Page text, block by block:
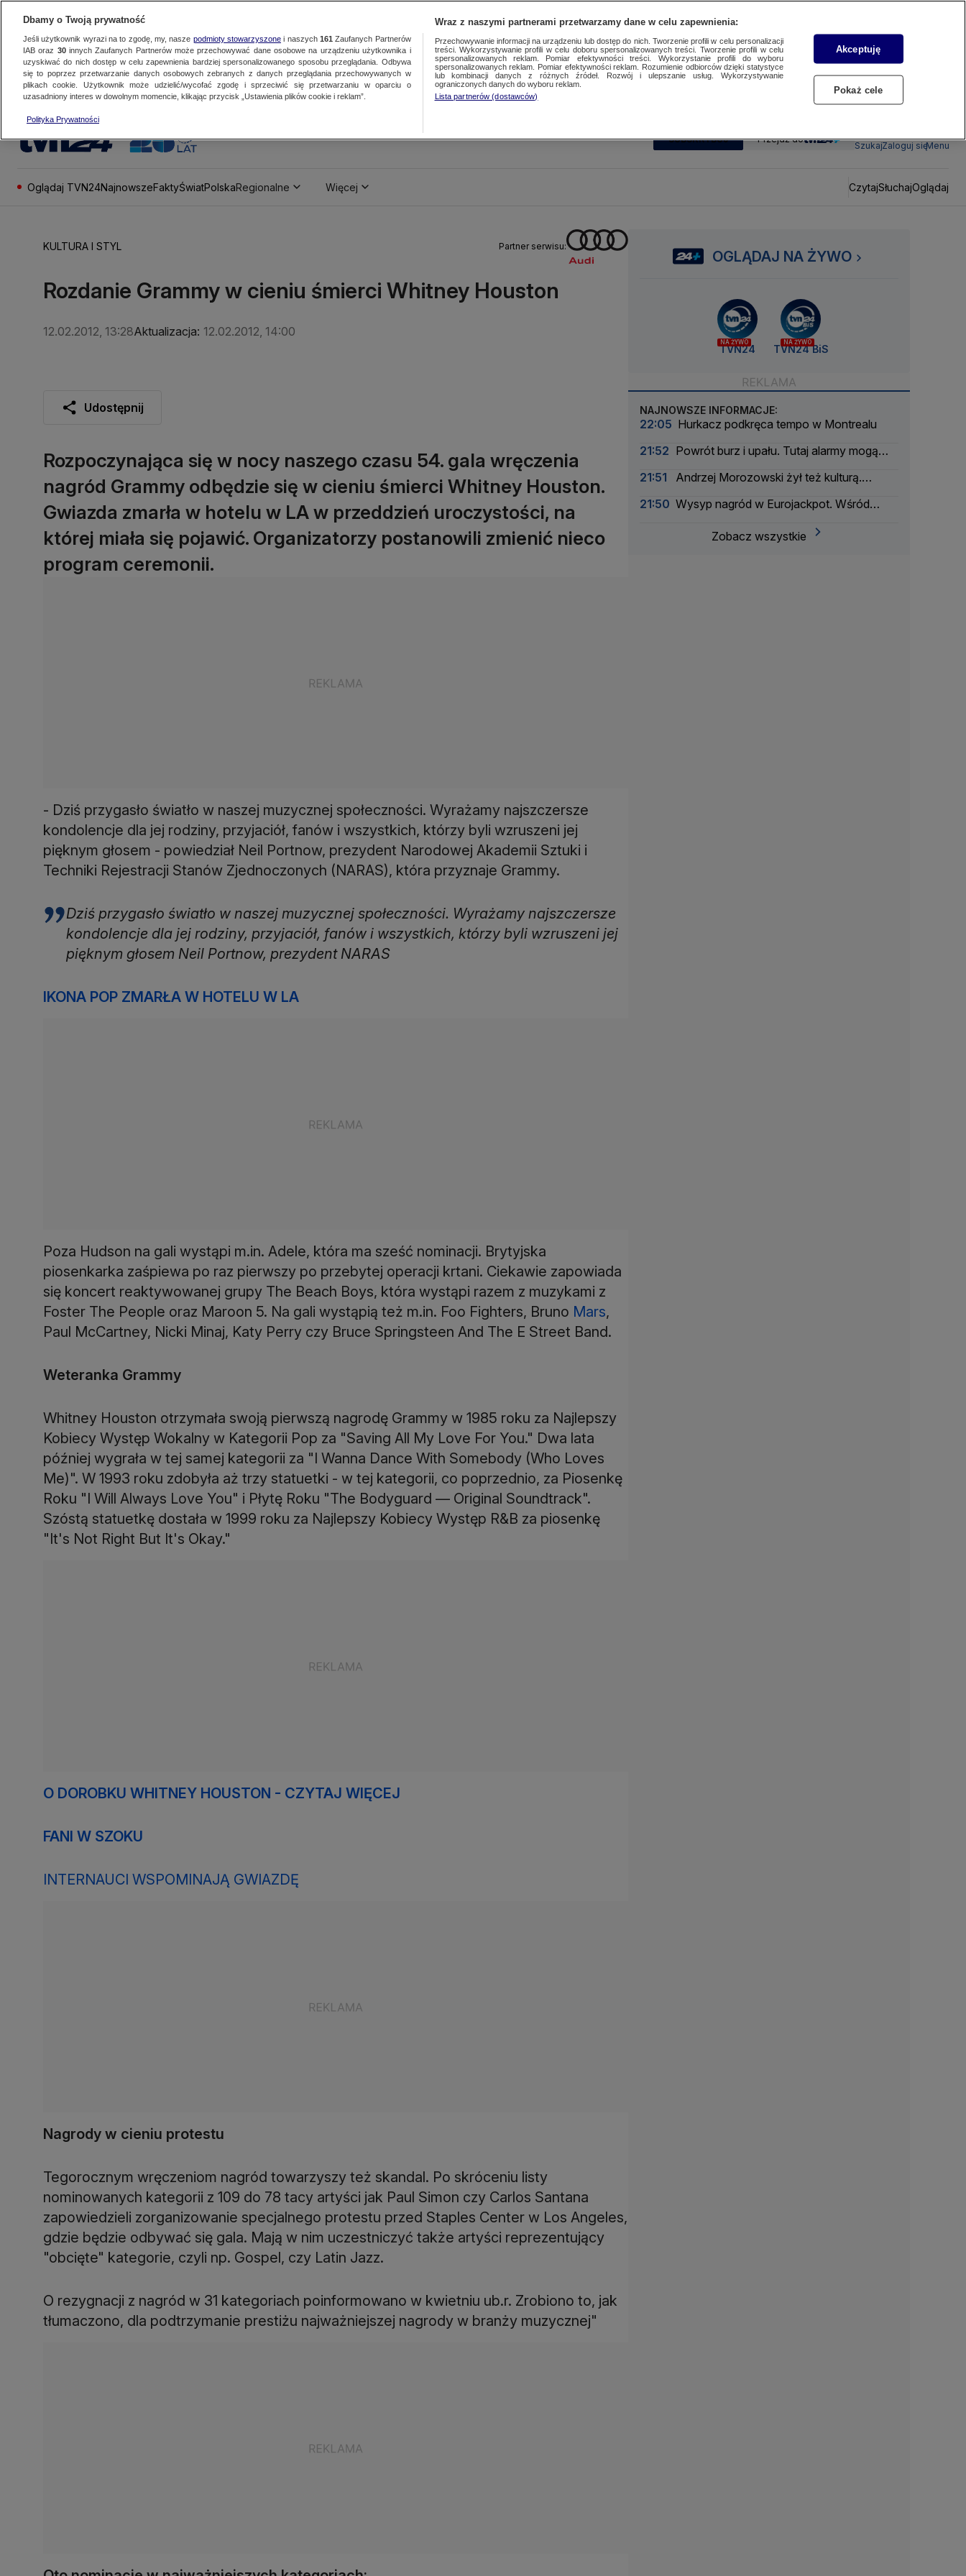
SUBSKRYBUJ Przejdź do
SzukajZaloguj sięMenu
Oglądaj TVN24NajnowszeFaktyŚwiatPolskaRegionalne Więcej CzytajSłuchajOglądaj
KULTURA I STYL Partner serwisu:
Rozdanie Grammy w cieniu śmierci Whitney Houston
12.02.2012, 13:28Aktualizacja: 12.02.2012, 14:00
Udostępnij
Rozpoczynająca się w nocy naszego czasu 54. gala wręczenia
nagród Grammy odbędzie się w cieniu śmierci Whitney Houston.
Gwiazda zmarła w hotelu w LA w przeddzień uroczystości, na
której miała się pojawić. Organizatorzy postanowili zmienić nieco
program ceremonii.
- Dziś przygasło światło w naszej muzycznej społeczności. Wyrażamy najszczersze
kondolencje dla jej rodziny, przyjaciół, fanów i wszystkich, którzy byli wzruszeni jej
pięknym głosem - powiedział Neil Portnow, prezydent Narodowej Akademii Sztuki i
Techniki Rejestracji Stanów Zjednoczonych (NARAS), która przyznaje Grammy.
Dziś przygasło światło w naszej muzycznej społeczności. Wyrażamy najszczersze
kondolencje dla jej rodziny, przyjaciół, fanów i wszystkich, którzy byli wzruszeni jej
pięknym głosem Neil Portnow, prezydent NARAS
IKONA POP ZMARŁA W HOTELU W LA
Poza Hudson na gali wystąpi m.in. Adele, która ma sześć nominacji. Brytyjska
piosenkarka zaśpiewa po raz pierwszy po przebytej operacji krtani. Ciekawie zapowiada
się koncert reaktywowanej grupy The Beach Boys, która wystąpi razem z muzykami z
Foster The People oraz Maroon 5. Na gali wystąpią też m.in. Foo Fighters, Bruno Mars,
Paul McCartney, Nicki Minaj, Katy Perry czy Bruce Springsteen And The E Street Band.
Weteranka Grammy
Whitney Houston otrzymała swoją pierwszą nagrodę Grammy w 1985 roku za Najlepszy
Kobiecy Występ Wokalny w Kategorii Pop za "Saving All My Love For You." Dwa lata
później wygrała w tej samej kategorii za "I Wanna Dance With Somebody (Who Loves
Me)". W 1993 roku zdobyła aż trzy statuetki - w tej kategorii, co poprzednio, za Piosenkę
Roku "I Will Always Love You" i Płytę Roku "The Bodyguard — Original Soundtrack".
Szóstą statuetkę dostała w 1999 roku za Najlepszy Kobiecy Występ R&B za piosenkę
"It's Not Right But It's Okay."
O DOROBKU WHITNEY HOUSTON - CZYTAJ WIĘCEJ
FANI W SZOKU
INTERNAUCI WSPOMINAJĄ GWIAZDĘ
Nagrody w cieniu protestu
Tegorocznym wręczeniom nagród towarzyszy też skandal. Po skróceniu listy
nominowanych kategorii z 109 do 78 tacy artyści jak Paul Simon czy Carlos Santana
zapowiedzieli zorganizowanie specjalnego protestu przed Staples Center w Los Angeles,
gdzie będzie odbywać się gala. Mają w nim uczestniczyć także artyści reprezentujący
"obcięte" kategorie, czyli np. Gospel, czy Latin Jazz.
O rezygnacji z nagród w 31 kategoriach poinformowano w kwietniu ub.r. Zrobiono to, jak
tłumaczono, dla podtrzymanie prestiżu najważniejszej nagrody w branży muzycznej"
OGLĄDAJ NA ŻYWO
NA ŻYWO
TVN24
NA ŻYWO
TVN24 BiS
NAJNOWSZE INFORMACJE:
22:05 Hurkacz podkręca tempo w Montrealu
21:52 Powrót burz i upału. Tutaj alarmy mogą
21:51
Andrzej Morozowski żył też kulturą.
21:50 Wysyp nagród w Eurojackpot. Wśród
Zobacz wszystkie
Dbamy o Twoją prywatność
Jeśli użytkownik wyrazi na to zgodę, my, nasze podmioty stowarzyszonei naszych 161 Zaufanych Partnerów
IAB oraz 30innych Zaufanych Partnerów może przechowywać dane osobowe na urządzeniu użytkownika i
uzyskiwać do nich dostęp w celu zapewnienia bardziej spersonalizowanego sposobu przeglądania. Odbywa
się to poprzez przetwarzanie danych osobowych zebranych z danych przeglądania przechowywanych w
plikach cookie. Użytkownik może udzielić/wycofać zgodę i sprzeciwić się przetwarzaniu w oparciu o
uzasadniony interes w dowolnym momencie, klikając przycisk „Ustawienia plików cookie i reklam”.
Polityka Prywatności
Wraz z naszymi partnerami przetwarzamy dane w celu zapewnienia:
Przechowywanie informacji na urządzeniu lub dostęp do nich. Tworzenie profili w celu personalizacji
treści. Wykorzystywanie profili w celu doboru spersonalizowanych treści. Tworzenie profili w celu
spersonalizowanych reklam. Pomiar efektywności treści. Wykorzystanie profili do wyboru
spersonalizowanych reklam. Pomiar efektywności reklam. Rozumienie odbiorców dzięki statystyce
lub kombinacji danych z różnych źródeł. Rozwój i ulepszanie usług. Wykorzystywanie
ograniczonych danych do wyboru reklam.
Lista partnerów (dostawców)
Akceptuję
Pokaż cele